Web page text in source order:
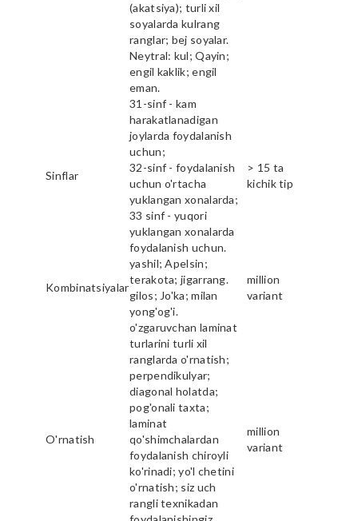
(akatsiya); turli xil
soyalarda kulrang
ranglar; bej soyalar.
Neytral: kul; Qayin;
engil kaklik; engil
eman.
Sinflar
31-sinf - kam
harakatlanadigan
joylarda foydalanish
uchun;
32-sinf - foydalanish
uchun o'rtacha
yuklangan xonalarda;
33 sinf - yuqori
yuklangan xonalarda
foydalanish uchun.
> 15 ta
kichik tip
Kombinatsiyalar
yashil; Apelsin;
terakota; jigarrang.
gilos; Jo'ka; milan
yong'og'i.
million
variant
O'rnatish
o'zgaruvchan laminat
turlarini turli xil
ranglarda o'rnatish;
perpendikulyar;
diagonal holatda;
pog'onali taxta;
laminat
qo'shimchalardan
foydalanish chiroyli
ko'rinadi; yo'l chetini
o'rnatish; siz uch
rangli texnikadan
million
variant